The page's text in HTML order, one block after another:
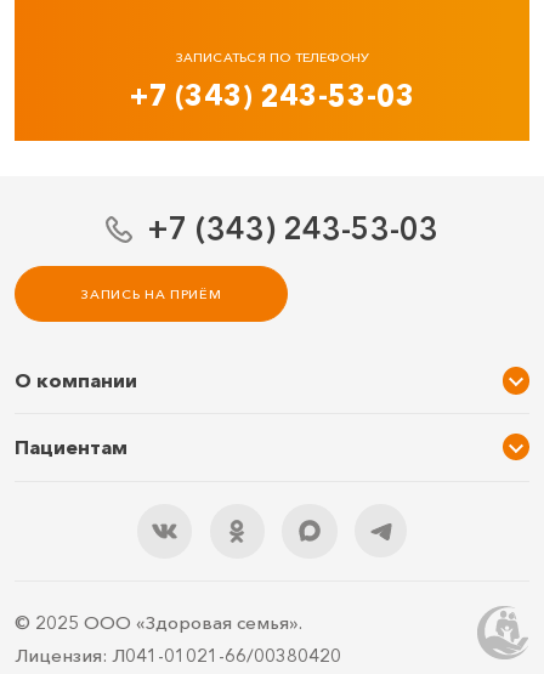
ЗАПИСАТЬСЯ ПО ТЕЛЕФОНУ
+7 (343) 243-53-03
+7 (343) 243-53-03
ЗАПИСЬ НА ПРИЁМ
О компании
Услуги и цены
Контакты
Пациентам
Подарочный сертификат
Правила подготовки
ДМС
© 2025 ООО «Здоровая семья».
Лицензия: Л041-01021-66/00380420